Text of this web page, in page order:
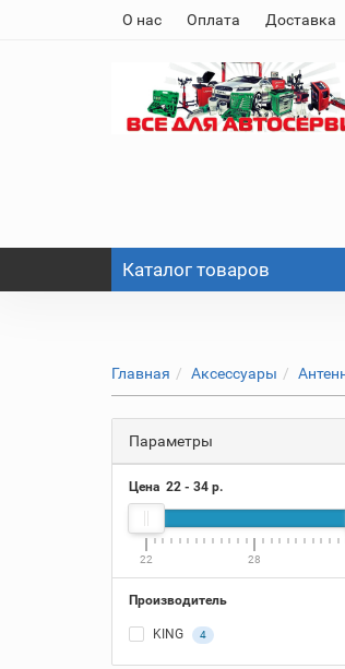
О нас Оплата Доставка
Каталог товаров
Главная Аксессуары
Параметры
Цена 22 - 34 р.
22 28
Производитель
KING 4